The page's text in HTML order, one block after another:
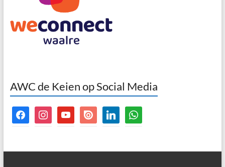
AWC de Keien op Social Media
facebookinstagramyoutubeissuu linkedinwhatsapp